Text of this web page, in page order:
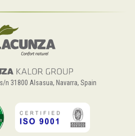
n 31800 Alsasua, Navarra, Spain